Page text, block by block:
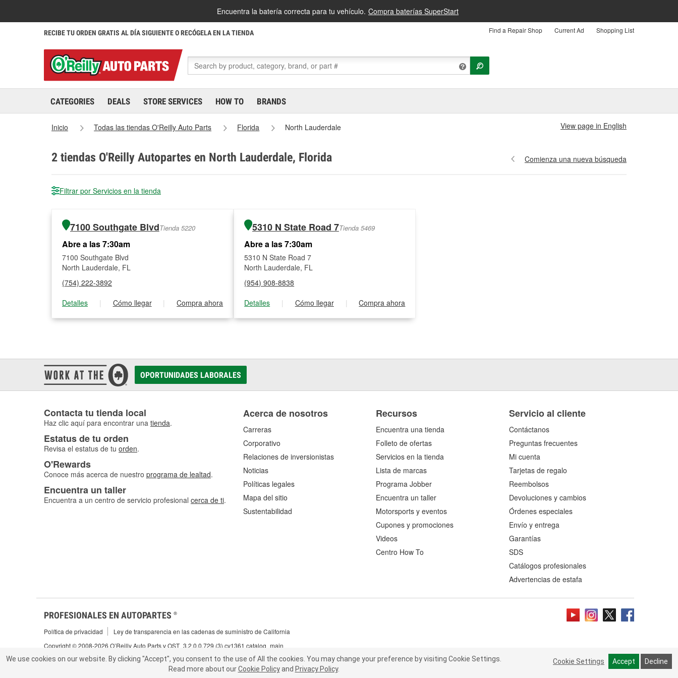
Encuentra la batería correcta para tu vehículo. Compra baterías SuperStart
RECIBE TU ORDEN GRATIS AL DÍA SIGUIENTE O RECÓGELA EN LA TIENDA Find a Repair Shop Current Ad Shopping List
CATEGORIES DEALS STORE SERVICES HOW TO BRANDS
Inicio Todas las tiendas O'Reilly Auto Parts Florida North Lauderdale View page in English
2 tiendas O'Reilly Autopartes en North Lauderdale, Florida Comienza una nueva búsqueda
Filtrar por Servicios en la tienda
7100 Southgate BlvdTienda 5220
Abre a las 7:30am
7100 Southgate Blvd
North Lauderdale, FL
(754) 222-3892
Detalles
| Cómo llegar | Compra ahora
5310 N State Road 7Tienda 5469
Abre a las 7:30am
5310 N State Road 7
North Lauderdale, FL
(954) 908-8838
Detalles
| Cómo llegar | Compra ahora
We use cookies on our website. By clicking "Accept", you consent to the use of All the cookies.You may change your preference by visiting Cookie Settings.
about ourCookie PolicyandPrivacy Policy
Cookie Settings Accept Decline
OPORTUNIDADES LABORALES
Contacta tu tienda local
Haz clic aquí para encontrar una tienda.
Estatus de tu orden
Revisa el estatus de tu orden.
O'Rewards
Conoce más acerca de nuestro programa de lealtad.
Encuentra un taller
Encuentra a un centro de servicio profesional cerca de ti.
Acerca de nosotros
Carreras
Corporativo
Relaciones de inversionistas
Noticias
Políticas legales
Mapa del sitio
Sustentabilidad
Recursos
Encuentra una tienda
Folleto de ofertas
Servicios en la tienda
Lista de marcas
Programa Jobber
Encuentra un taller
Motorsports y eventos
Cupones y promociones
Videos
Centro How To
Servicio al cliente
Contáctanos
Preguntas frecuentes
Mi cuenta
Tarjetas de regalo
Reembolsos
Devoluciones y cambios
Órdenes especiales
Envío y entrega
Garantías
SDS
Catálogos profesionales
Advertencias de estafa
PROFESIONALES EN AUTOPARTES ®
Política de privacidad
Ley de transparencia en las cadenas de suministro de California
Copyright © 2008-2026 O’Reilly Auto Parts v OST_3.2.0.0.729 (3) cv1361 catalog_main
We use cookies on our website. By clicking "Accept", you consent to the use of All the cookies. You may change your preference by visiting Cookie Settings.
Read more about our Cookie Policy and Privacy Policy.
Cookie Settings Accept Decline